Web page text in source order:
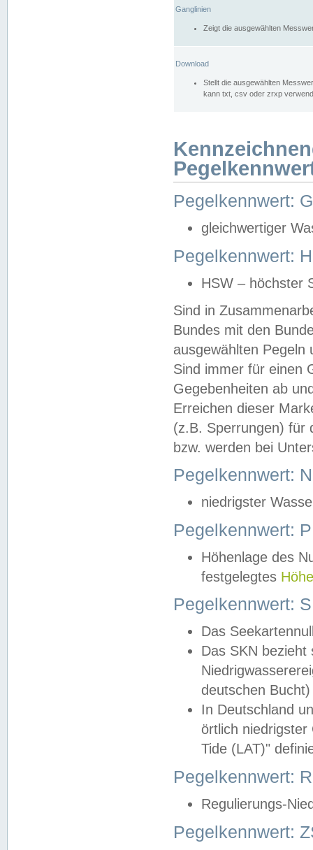
Ganglinien
Zeigt die ausgewählten
Download
Stellt die ausgewählten
kann txt, csv oder zrxp
Pegelkennwert:
gleichwertiger
Pegelkennwert:
HSW – höchster
Sind in
Bundes mit den
ausgewählten
Sind immer für einen
Gegebenheiten ab
Erreichen dieser
(z.B. Sperrungen) für
bzw. werden bei
Pegelkennwert:
niedrigster
Pegelkennwert:
Höhenlage des
festgelegtes
Pegelkennwert:
Das
Das SKN
deutschen
In Deutschland
örtlich
Tide (LAT)"
Pegelkennwert:
Regulierungs-
Pegelkennwert: